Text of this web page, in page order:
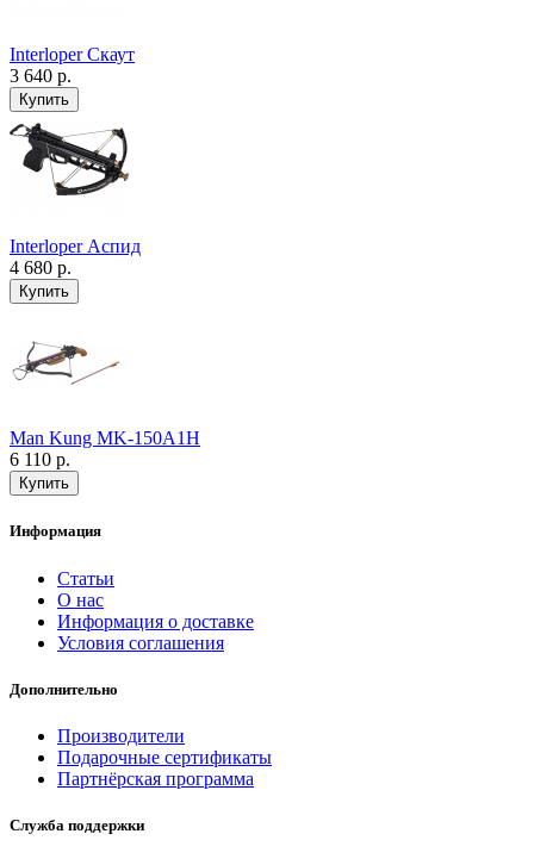
Interloper Скаут
3 640 р.
Interloper Аспид
4 680 р.
Man Kung MK-150A1H
6 110 р.
Информация
Статьи
О нас
Информация о доставке
Условия соглашения
Дополнительно
Производители
Подарочные сертификаты
Партнёрская программа
Служба поддержки